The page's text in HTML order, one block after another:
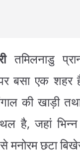
तमिलनाडु
बसा एक शहर
की खाड़ी
है, जहां
से मनोरम छटा